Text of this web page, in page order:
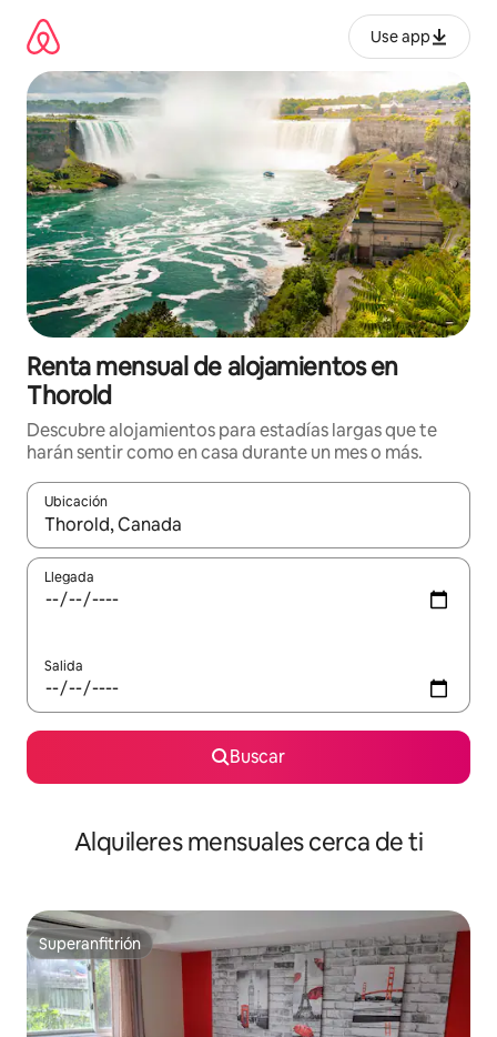
contenido
Use app
Renta mensual de alojamientos en
Thorold
Descubre alojamientos para estadías largas que te
harán sentir como en casa durante un mes o más.
Ubicación
Cuando los resultados estén disponibles, navega con las
Llegada
Salida
Buscar
Alquileres mensuales cerca de ti
Superanfitrión
Superanfitrión